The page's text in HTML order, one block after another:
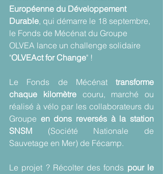
Européenne du Développement
Durable, qui démarre le 18 septembre,
le Fonds de Mécénat du Groupe
OLVEA lance un challenge solidaire
"OLVEAct for Change" !
Le Fonds de Mécénat transforme
chaque kilomètre couru, marché ou
réalisé à vélo par les collaborateurs du
Groupe en dons reversés à la station
SNSM (Société Nationale de
Sauvetage en Mer) de Fécamp.
Le projet ? Récolter des fonds pour le